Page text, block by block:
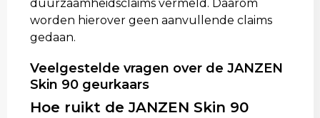
duurzaamheidsclaims vermeld. Daarom
worden hierover geen aanvullende claims
gedaan.
Veelgestelde vragen over de JANZEN
Skin 90 geurkaars
Hoe ruikt de JANZEN Skin 90